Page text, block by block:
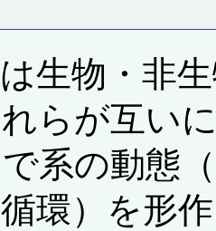
生物・非
らが互い
系の動態
環）を形